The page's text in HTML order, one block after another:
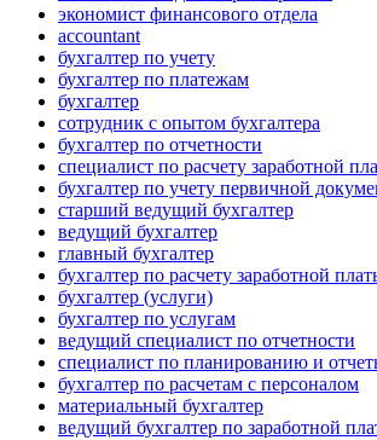
экономист финансового отдела
accountant
бухгалтер по учету
бухгалтер по платежам
бухгалтер
сотрудник с опытом бухгалтера
бухгалтер по отчетности
специалист по расчету заработной
бухгалтер по учету первичной
старший ведущий бухгалтер
ведущий бухгалтер
главный бухгалтер
бухгалтер по расчету заработной
бухгалтер (услуги)
бухгалтер по услугам
ведущий специалист по отчетности
специалист по планированию и
бухгалтер по расчетам с персоналом
материальный бухгалтер
ведущий бухгалтер по заработной